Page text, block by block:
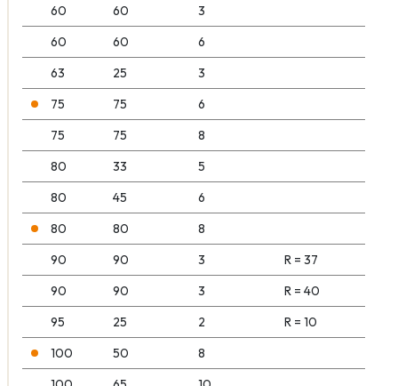
60
60
3
60
60
6
63
25
3
75
75
6
75
75
8
80
33
5
80
45
6
80
80
8
90
90 3
R = 37
90
90 3
R = 40
95
25 2
R = 10
100
50
8